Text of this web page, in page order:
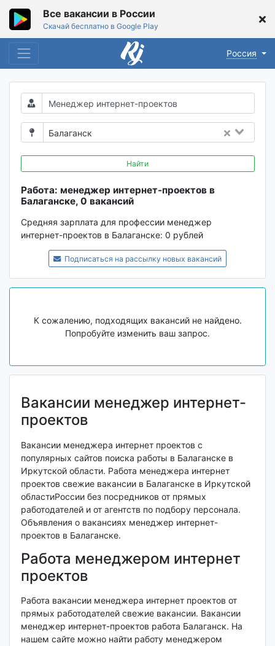
Все вакансии в России
Скачай бесплатно в Google Play
Россия
Балаганск
Найти
Работа: менеджер интернет-проектов в
Балаганске, 0 вакансий
Средняя зарплата для профессии менеджер
интернет-проектов в Балаганске: 0 рублей
Подписаться на рассылку новых вакансий
К сожалению, подходящих вакансий не найдено.
Попробуйте изменить ваш запрос.
Вакансии менеджер интернет-
проектов
Вакансии менеджера интернет проектов с
популярных сайтов поиска работы в Балаганске в
Иркутской области. Работа менеджера интернет
проектов свежие вакансии в Балаганске в Иркутской
областиРоссии без посредников от прямых
работодателей и от агентств по подбору персонала.
Объявления о вакансиях менеджер интернет-
проектов в Балаганске.
Работа менеджером интернет
проектов
Работа вакансии менеджера интернет проектов от
прямых работодателей свежие вакансии. Вакансии
менеджер интернет-проектов работа Балаганск. На
нашем сайте можно найти работу менеджером